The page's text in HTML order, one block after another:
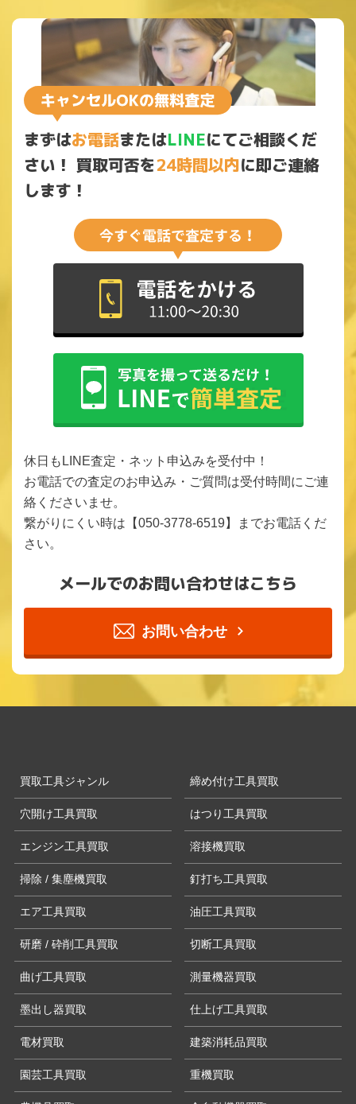
まずはお電話またはLINEにてご相談くだ
さい！ 買取可否を24時間以内に即ご連絡
します！
休日もLINE査定・ネット申込みを受付中！
お電話での査定のお申込み・ご質問は受付時間にご連
絡くださいませ。
繋がりにくい時は【050-3778-6519】までお電話くだ
さい。
メールでのお問い合わせはこちら
お問い合わせ
買取工具ジャンル 締め付け工具買取
穴開け工具買取 はつり工具買取
エンジン工具買取 溶接機買取
掃除 / 集塵機買取 釘打ち工具買取
エア工具買取 油圧工具買取
研磨 / 砕削工具買取 切断工具買取
曲げ工具買取 測量機器買取
墨出し器買取 仕上げ工具買取
電材買取 建築消耗品買取
園芸工具買取 重機買取